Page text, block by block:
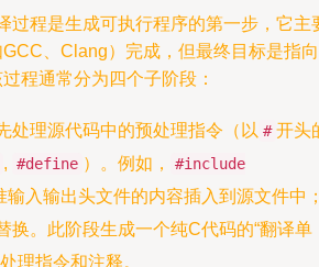
过程是生成可执行程序的第一步，它主
GCC、Clang）完成，但最终目标是指向
程通常分为四个子阶段：
处理源代码中的预处理指令（以 # 开头
, #define ）。例如，
#include
输入输出头文件的内容插入到源文件中
换。此阶段生成一个纯C代码的“翻译单
理指令和注释。